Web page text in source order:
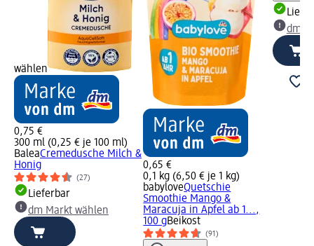
wählen
0,75 €
300 ml (0,25 € je 100 ml)
BaleaCremedusche Milch &
Honig
(27)
Lieferbar
dm Markt wählen
0,65 €
0,1 kg (6,50 € je 1 kg)
babyloveQuetschie
Smoothie Mango &
Maracuja in Apfel ab 1...,
100 gBeikost
(91)
dm